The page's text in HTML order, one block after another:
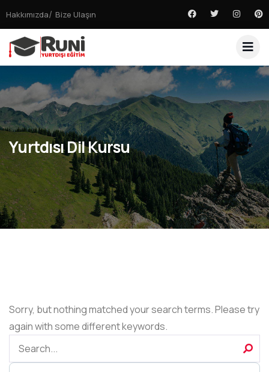
Hakkımızda Bize Ulaşın
Yurtdısı Dil Kursu
Sorry, but nothing matched your search terms. Please try
again with some different keywords.